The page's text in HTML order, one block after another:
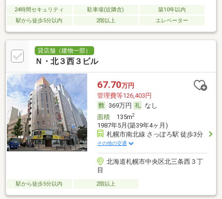
24時間セキュリティ 駐車場(近隣含)
築10年以内
駅から徒歩5分以内
2階以上 エレベーター
貸店舗（建物一部）
Ｎ・北３西３ビル
67.70万円
管理費等126,403円
369万円
なし
面積135m2
1987年5月(築39年4ヶ月)
札幌市南北線 さっぽろ駅 徒歩3分
その他の交通
北海道札幌市中央区北三条西３丁
目
駅から徒歩5分以内 2階以上